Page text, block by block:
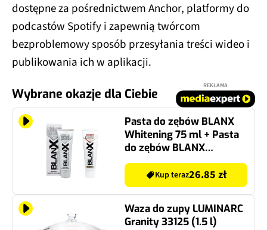
dostępne za pośrednictwem Anchor, platformy do
podcastów Spotify i zapewnią twórcom
bezproblemowy sposób przesyłania treści wideo i
publikowania ich w aplikacji.
Wybrane okazje dla Ciebie
REKLAMA
Pasta do zębów BLANX
Whitening 75 ml + Pasta
do zębów BLANX
Kokosowa biel 75 ml
Kup teraz26.85 zł
Waza do zupy LUMINARC
Granity 33125 (1.5 l)